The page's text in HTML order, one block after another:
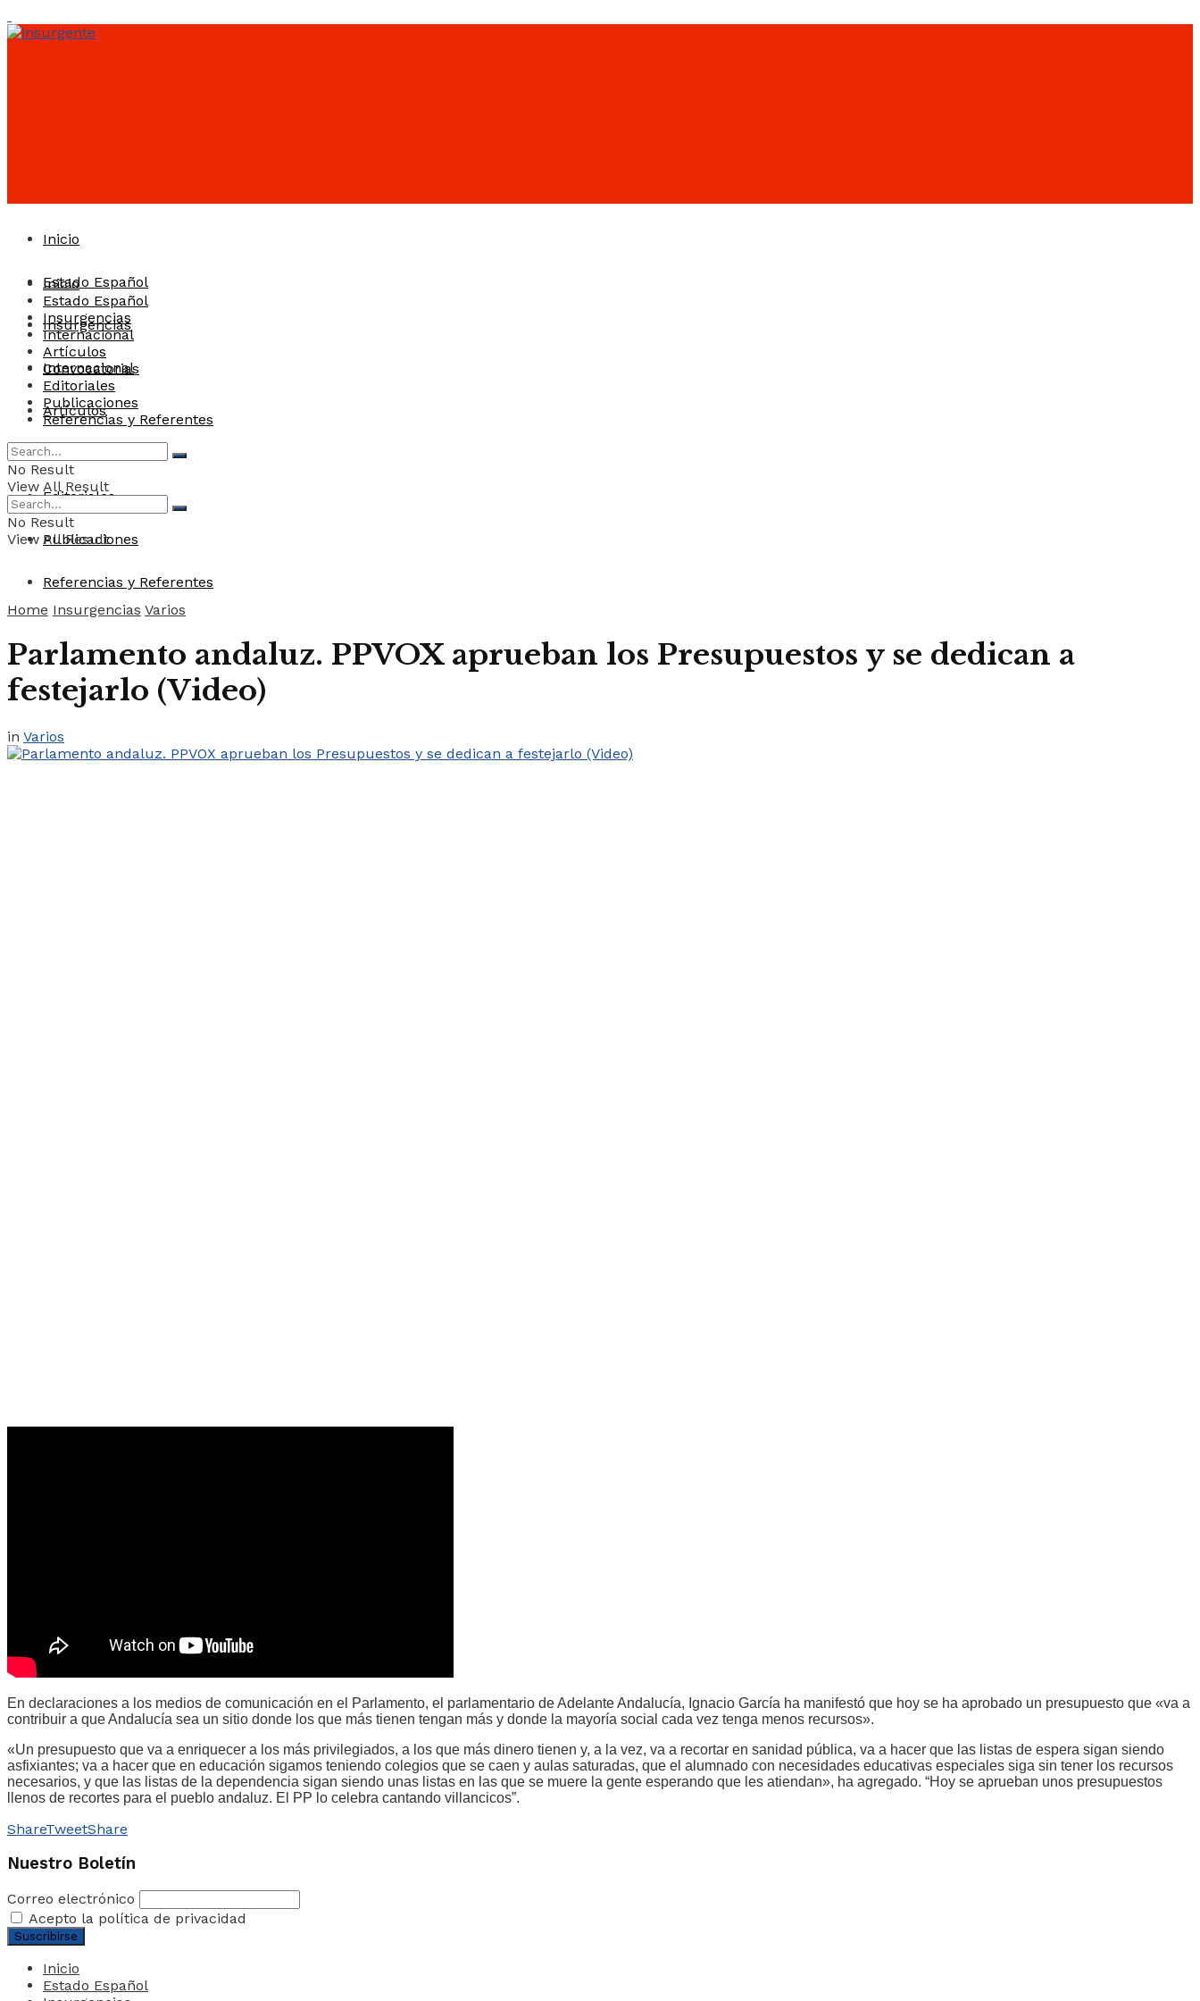
Inicio
Estado Español
Insurgencias
Internacional
Artículos
Convocatorias
Editoriales
Publicaciones
Referencias y Referentes
Inicio
Estado Español
Insurgencias
Internacional
Artículos
Convocatorias
Editoriales
Publicaciones
Referencias y Referentes
No Result
View All Result
No Result
View All Result
Home Insurgencias Varios
Parlamento andaluz. PPVOX aprueban los Presupuestos y se dedican a
festejarlo (Video)
in Varios
En declaraciones a los medios de comunicación en el Parlamento, el parlamentario de Adelante Andalucía, Ignacio García ha manifestó que hoy se ha aprobado un presupuesto que «va a
contribuir a que Andalucía sea un sitio donde los que más tienen tengan más y donde la mayoría social cada vez tenga menos recursos».
«Un presupuesto que va a enriquecer a los más privilegiados, a los que más dinero tienen y, a la vez, va a recortar en sanidad pública, va a hacer que las listas de espera sigan siendo
asfixiantes; va a hacer que en educación sigamos teniendo colegios que se caen y aulas saturadas, que el alumnado con necesidades educativas especiales siga sin tener los recursos
necesarios, y que las listas de la dependencia sigan siendo unas listas en las que se muere la gente esperando que les atiendan», ha agregado. “Hoy se aprueban unos presupuestos
llenos de recortes para el pueblo andaluz. El PP lo celebra cantando villancicos”.
ShareTweetShare
Nuestro Boletín
Correo electrónico
Acepto la política de privacidad
Inicio
Estado Español